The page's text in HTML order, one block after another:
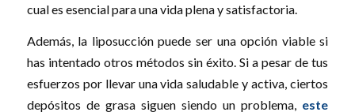
cual es esencial para una vida plena y satisfactoria.
Además, la liposucción puede ser una opción viable si
has intentado otros métodos sin éxito. Si a pesar de tus
esfuerzos por llevar una vida saludable y activa, ciertos
depósitos de grasa siguen siendo un problema, este